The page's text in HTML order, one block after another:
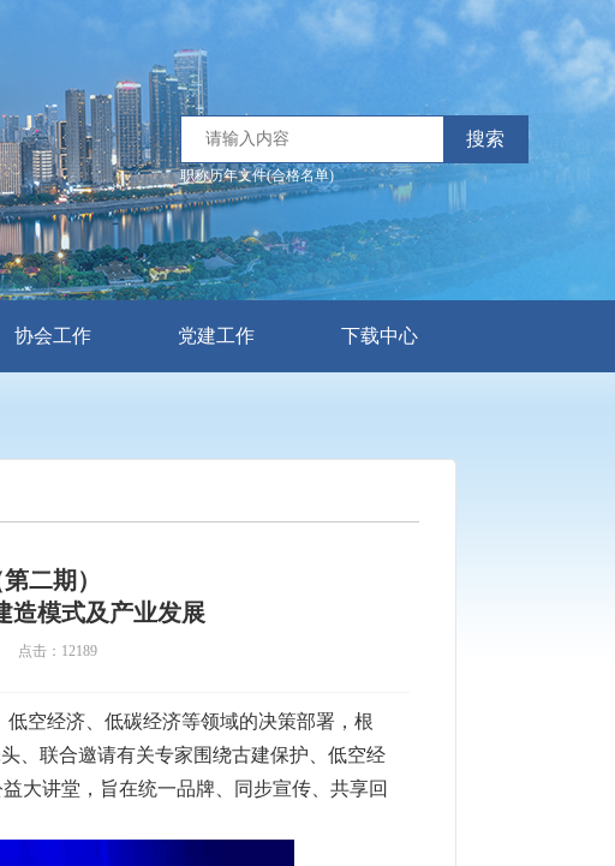
搜索
职称历年文件(合格名单)
协会工作 党建工作 下载中心
二期）
造模式及产业发展
点击：12189
空经济、低碳经济等领域的决策部署，根
、联合邀请有关专家围绕古建保护、低空经
大讲堂，旨在统一品牌、同步宣传、共享回